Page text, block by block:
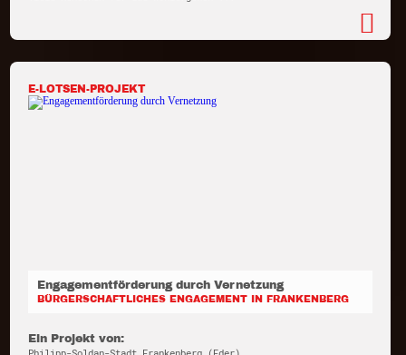
E-LOTSEN-PROJEKT
Engagementförderung durch Vernetzung
BÜRGERSCHAFTLICHES ENGAGEMENT IN FRANKENBERG
Ein Projekt von: